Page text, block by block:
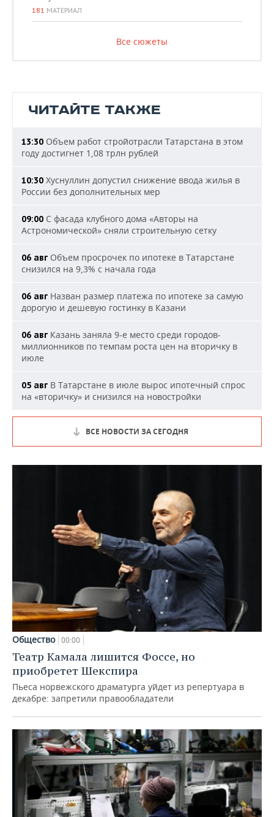
181 МАТЕРИАЛ
Все сюжеты
ЧИТАЙТЕ ТАКЖЕ
13:30 Объем работ стройотрасли Татарстана в этом
году достигнет 1,08 трлн рублей
10:30 Хуснуллин допустил снижение ввода жилья в
России без дополнительных мер
09:00 С фасада клубного дома «Авторы на
Астрономической» сняли строительную сетку
06 авг Объем просрочек по ипотеке в Татарстане
снизился на 9,3% с начала года
06 авг Назван размер платежа по ипотеке за самую
дорогую и дешевую гостинку в Казани
06 авг Казань заняла 9-е место среди городов-
миллионников по темпам роста цен на вторичку в
июле
05 авг В Татарстане в июле вырос ипотечный спрос
на «вторичку» и снизился на новостройки
ВСЕ НОВОСТИ ЗА СЕГОДНЯ
Общество 00:00
Театр Камала лишится Фоссе, но
приобретет Шекспира
Пьеса норвежского драматурга уйдет из репертуара в
декабре: запретили правообладатели